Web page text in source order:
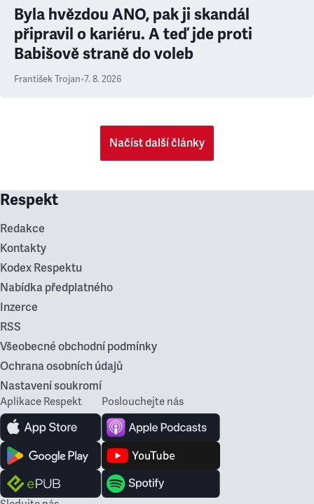
Byla hvězdou ANO, pak ji skandál
připravil o kariéru. A teď jde proti
Babišově straně do voleb
František Trojan•7. 8. 2026
Načíst další články
Respekt
Redakce
Kontakty
Kodex Respektu
Nabídka předplatného
Inzerce
RSS
Všeobecné obchodní podmínky
Ochrana osobních údajů
Nastavení soukromí
Aplikace Respekt Poslouchejte nás